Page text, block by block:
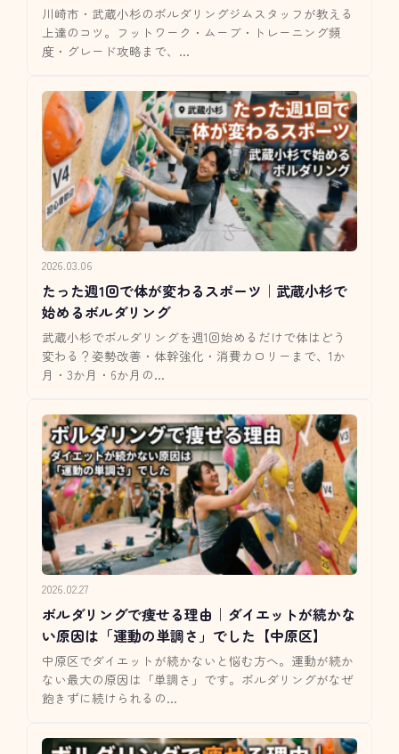
川崎市・武蔵小杉のボルダリングジムスタッフが教える
上達のコツ。フットワーク・ムーブ・トレーニング頻
度・グレード攻略まで、...
2026.03.06
たった週1回で体が変わるスポーツ｜武蔵小杉で
始めるボルダリング
武蔵小杉でボルダリングを週1回始めるだけで体はどう
変わる？姿勢改善・体幹強化・消費カロリーまで、1か
月・3か月・6か月の...
2026.02.27
ボルダリングで痩せる理由｜ダイエットが続かな
い原因は「運動の単調さ」でした【中原区】
中原区でダイエットが続かないと悩む方へ。運動が続か
ない最大の原因は「単調さ」です。ボルダリングがなぜ
飽きずに続けられるの...